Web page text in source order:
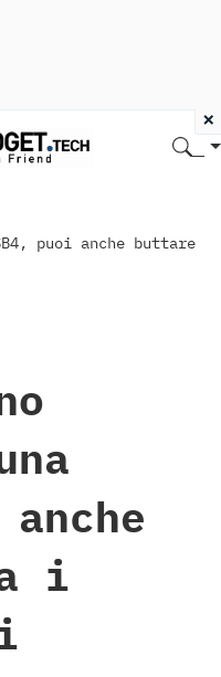
puoi anche buttare
i
×